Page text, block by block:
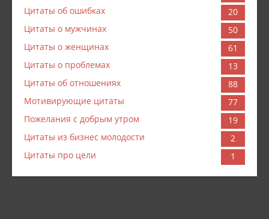
Цитаты об ошибках
20
Цитаты о мужчинах
50
Цитаты о женщинах
61
Цитаты о проблемах
13
Цитаты об отношениях
88
Мотивирующие цитаты
77
Пожелания с добрым утром
19
Цитаты из бизнес молодости
2
Цитаты про цели
1